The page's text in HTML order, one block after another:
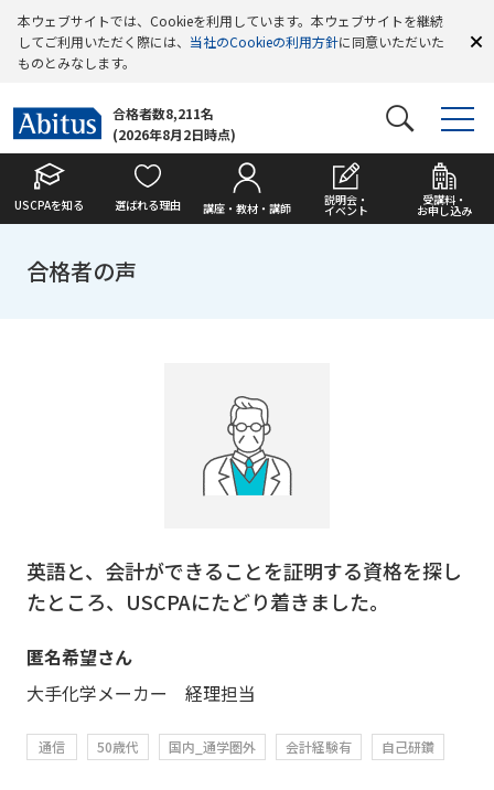
本ウェブサイトでは、Cookieを利用しています。本ウェブサイトを継続
してご利用いただく際には、 当社のCookieの利用方針に同意いただいた
ものとみなします。
合格者数8,211名
(2026年8月2日時点)
USCPAを知る 選ばれる理由 講座・教材・講師
説明会・
イベント
受講料・
お申し込み
合格者の声
英語と、会計ができることを証明する資格を探し
たところ、USCPAにたどり着きました。
匿名希望さん
大手化学メーカー 経理担当
通信 50歳代 国内_通学圏外 会計経験有 自己研鑽